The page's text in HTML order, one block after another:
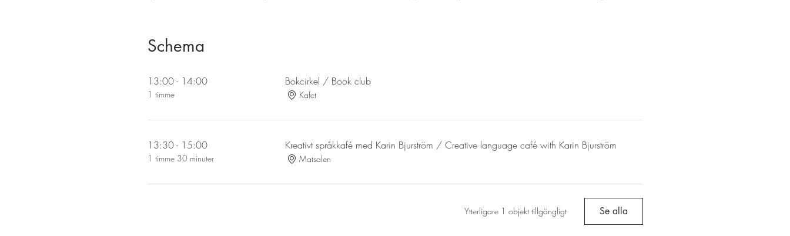
Schema
13:00 - 14:00
1 timme
Bokcirkel / Book club
Kafet
13:30 - 15:00
1 timme 30 minuter
Kreativt språkkafé med Karin Bjurström / Creative language café with Karin Bjurström
Matsalen
Ytterligare 1 objekt tillgängligt Se alla